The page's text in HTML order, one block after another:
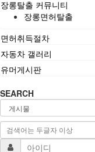
장롱탈출 커뮤니티
장롱면허탈출
면허취득절차
자동차 갤러리
유머게시판
SEARCH